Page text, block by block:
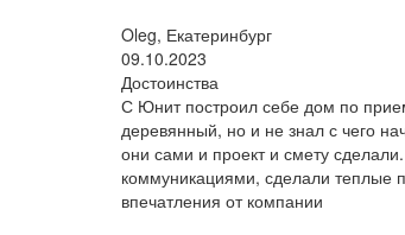
Oleg, Екатеринбург
09.10.2023
Достоинства
С Юнит построил себе дом по
деревянный, но и не знал с чего
они сами и проект и смету
коммуникациями, сделали теплые
впечатления от компании